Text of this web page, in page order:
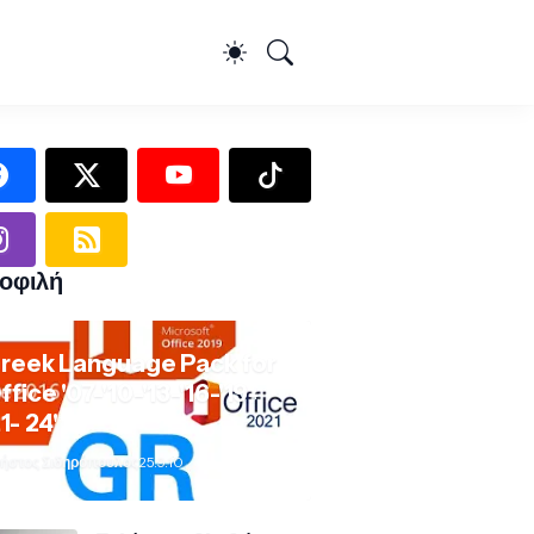
Language Pack for
'07-'10-'13-'16-'19-
24'
Σιδηρόπουλος 25.9.10